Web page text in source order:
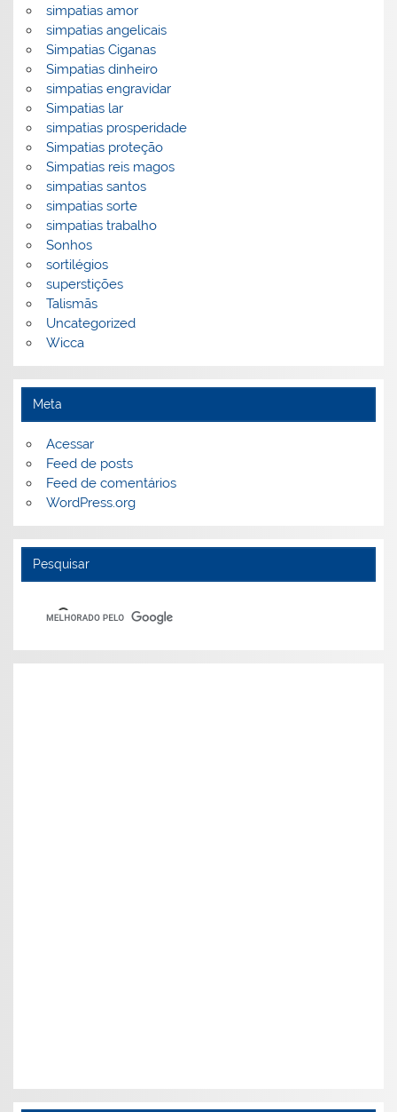
simpatias amor
simpatias angelicais
Simpatias Ciganas
Simpatias dinheiro
simpatias engravidar
Simpatias lar
simpatias prosperidade
Simpatias proteção
Simpatias reis magos
simpatias santos
simpatias sorte
simpatias trabalho
Sonhos
sortilégios
superstições
Talismãs
Uncategorized
Wicca
Meta
Acessar
Feed de posts
Feed de comentários
WordPress.org
Pesquisar